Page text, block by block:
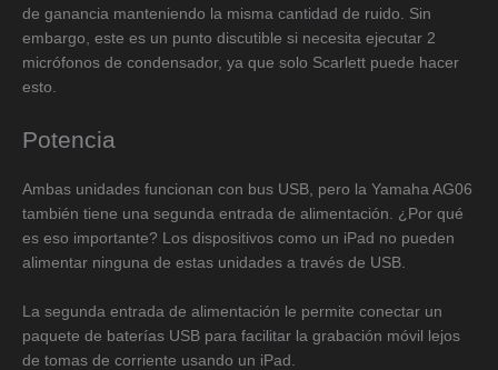
de ganancia manteniendo la misma cantidad de ruido. Sin
embargo, este es un punto discutible si necesita ejecutar 2
micrófonos de condensador, ya que solo Scarlett puede hacer
esto.
Potencia
Ambas unidades funcionan con bus USB, pero la Yamaha AG06
también tiene una segunda entrada de alimentación. ¿Por qué
es eso importante? Los dispositivos como un iPad no pueden
alimentar ninguna de estas unidades a través de USB.
La segunda entrada de alimentación le permite conectar un
paquete de baterías USB para facilitar la grabación móvil lejos
de tomas de corriente usando un iPad.